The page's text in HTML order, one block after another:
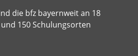
die bfz bayernweit an 18
150 Schulungsorten